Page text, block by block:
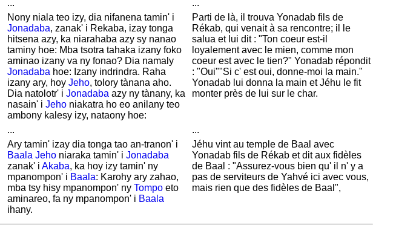
... ...
Nony niala teo izy, dia nifanena tamin' i
Jonadaba, zanak' i Rekaba, izay tonga
hitsena azy, ka niarahaba azy sy nanao
taminy hoe: Mba tsotra tahaka izany foko
aminao izany va ny fonao? Dia namaly
Jonadaba hoe: Izany indrindra. Raha
izany ary, hoy Jeho, tolory tànana aho.
Dia natolotr' i Jonadaba azy ny tànany, ka
nasain' i Jehoniakatra ho eo anilany teo
ambony kalesy izy, nataony hoe:
Parti de là, il trouva Yonadab fils de
Rékab, qui venait à sa rencontre; il le
salua et lui dit : "Ton coeur est-il
loyalement avec le mien, comme mon
coeur est avec le tien?" Yonadab répondit
: "Oui""Si c' est oui, donne-moi la main."
Yonadab lui donna la main etJéhu le fit
monter près de lui sur le char.
... ...
Ary tamin' izay dia tonga tao an-tranon' i
Baala Jehoniaraka tamin' i Jonadaba
zanak' i Akaba, ka hoy izy tamin' ny
mpanompon' i Baala: Karohy ary zahao,
mba tsy hisy mpanompon' ny Tompoeto
aminareo, fa ny mpanompon' i Baala
ihany.
Jéhu vint au temple de Baal avec
Yonadab fils de Rékab et dit aux fidèles
de Baal : "Assurez-vous bien qu' il n' y a
pas de serviteurs de Yahvé ici avec vous,
mais rien que des fidèles de Baal",